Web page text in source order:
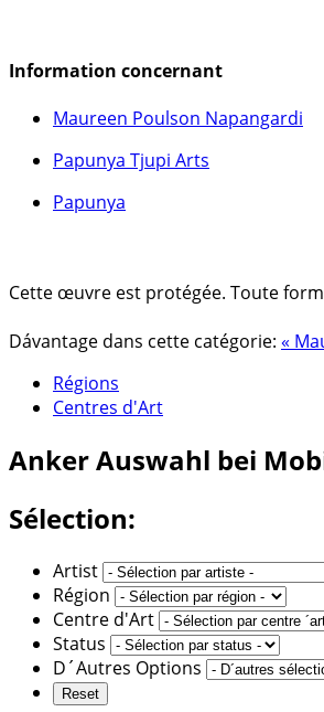
Information concernant
Maureen Poulson Napangardi
Papunya Tjupi Arts
Papunya
Cette œuvre est protégée. Toute
Dávantage dans cette catégorie: «
Régions
Centres d'Art
AnkerAuswahl bei
Sélection:
Artist
Région
Centre d'Art
Status
D´Autres Options